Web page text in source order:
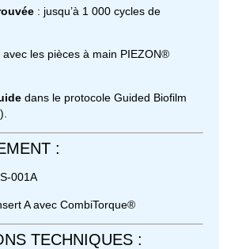
: jusqu’à 1 000 cycles de
avec les pièces à main PIEZON®
dans le protocole Guided Biofilm
:
001A
A avec CombiTorque®
TECHNIQUES :